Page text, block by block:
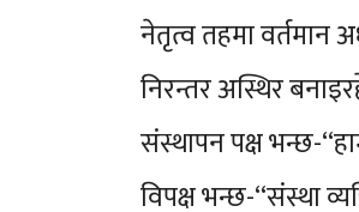
नेतृत्व तहमा वर्तमान
निरन्तर अस्थिर
संस्थापन पक्ष भन्छ-
विपक्ष भन्छ-“संस्था